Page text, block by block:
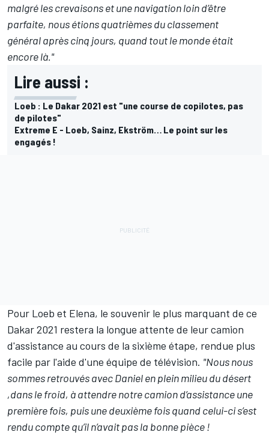
malgré les crevaisons et une navigation loin d’être
parfaite, nous étions quatrièmes du classement
général après cinq jours, quand tout le monde était
encore là."
Lire aussi :
Loeb : Le Dakar 2021 est "une course de copilotes, pas
de pilotes"
Extreme E - Loeb, Sainz, Ekström… Le point sur les
engagés !
Pour Loeb et Elena, le souvenir le plus marquant de ce
Dakar 2021 restera la longue attente de leur camion
d'assistance au cours de la sixième étape, rendue plus
facile par l'aide d'une équipe de télévision. "Nous nous
sommes retrouvés avec Daniel en plein milieu du désert
,dans le froid, à attendre notre camion d’assistance une
première fois, puis une deuxième fois quand celui-ci s’est
rendu compte qu’il n’avait pas la bonne pièce !